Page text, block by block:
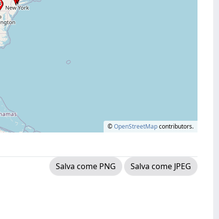
©OpenStreetMapcontributors.
Salva come PNG Salva come JPEG